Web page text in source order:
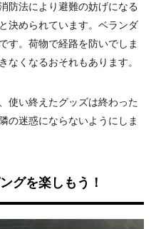
防法により避難の妨げになる
決められています。ベランダ
す。荷物で経路を防いでしま
なくなるおそれもあります。
使い終えたグッズは終わった
の迷惑にならないようにしま
グを楽しもう！